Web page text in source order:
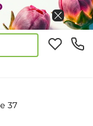
37